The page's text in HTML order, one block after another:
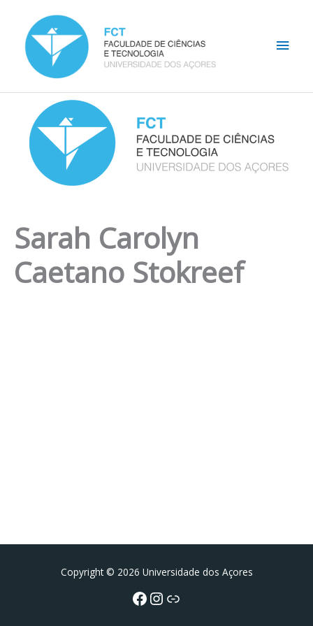
content
Sarah Carolyn
Caetano Stokreef
Copyright © 2026 Universidade dos Açores
Facebook
Instagram da FCTPortal da UAc